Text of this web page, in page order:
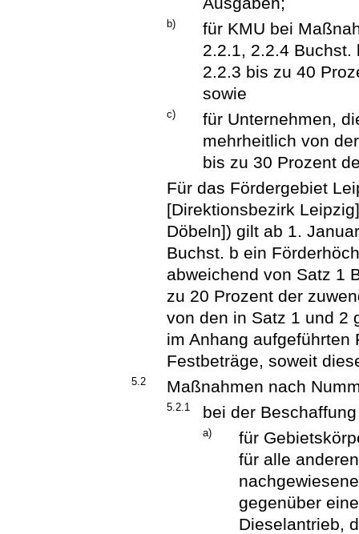
b)
für KMU bei
2.2.1, 2.2.4
2.2.3 bis zu 40
sowie
c)
für Unternehmen,
mehrheitlich von
bis zu 30 Prozent
Für das Fördergebiet
[Direktionsbezirk
Döbeln]) gilt ab 1.
Buchst. b ein
abweichend von Satz 1
zu 20 Prozent der
von den in Satz 1 und 2
im Anhang aufgeführten
Festbeträge, soweit
5.2 Maßnahmen nach
5.2.1 bei der
a)
für
für alle
gegenüber
Dieselantrieb,